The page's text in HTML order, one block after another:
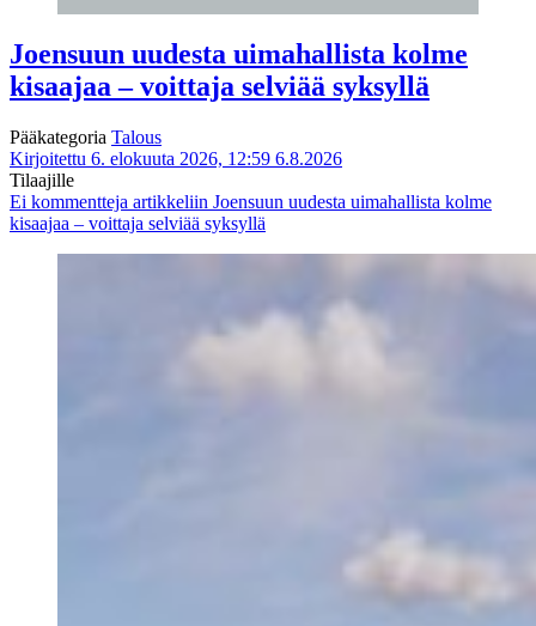
Joensuun uudesta uimahallista kolme
kisaajaa – voittaja selviää syksyllä
Pääkategoria Talous
Kirjoitettu 6. elokuuta 2026, 12:59 6.8.2026
Tilaajille
Ei kommentteja artikkeliin Joensuun uudesta uimahallista kolme
kisaajaa – voittaja selviää syksyllä